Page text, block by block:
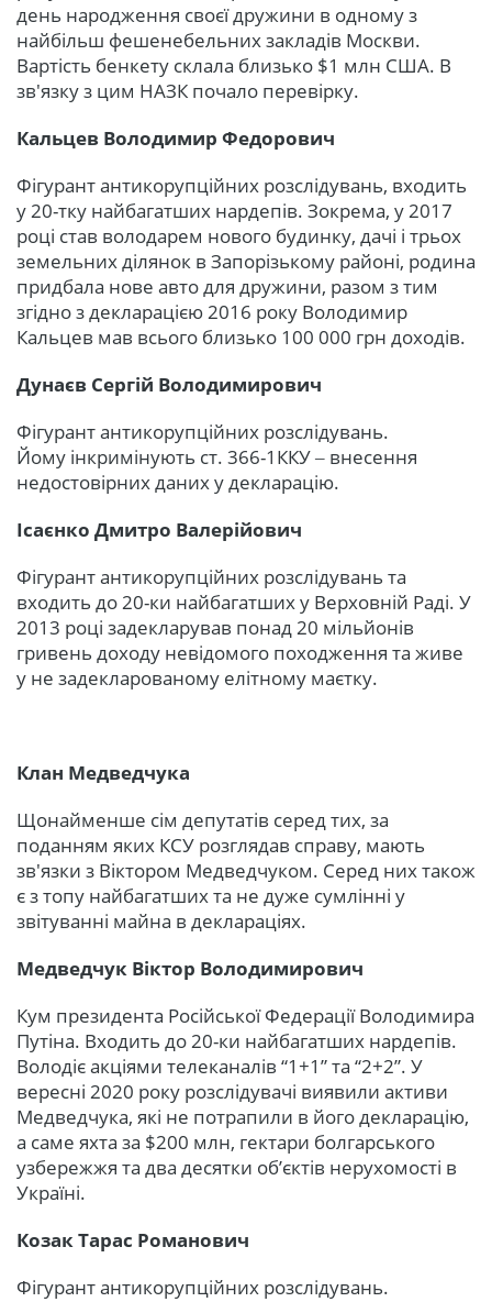
день народження своєї дружини в одному з
найбільш фешенебельних закладів Москви.
Вартість бенкету склала близько $1 млн США. В
зв'язку з цим НАЗК почало перевірку.
Кальцев Володимир Федорович
Фігурант антикорупційних розслідувань, входить
у 20-тку найбагатших нардепів. Зокрема, у 2017
році став володарем нового будинку, дачі і трьох
земельних ділянок в Запорізькому районі, родина
придбала нове авто для дружини, разом з тим
згідно з декларацією 2016 року Володимир
Кальцев мав всього близько 100 000 грн доходів.
Дунаєв Сергій Володимирович
Фігурант антикорупційних розслідувань.
Йому інкримінують ст. 366-1ККУ ‒ внесення
недостовірних даних у декларацію.
Ісаєнко Дмитро Валерійович
Фігурант антикорупційних розслідувань та
входить до 20-ки найбагатших у Верховній Раді. У
2013 році задекларував понад 20 мільйонів
гривень доходу невідомого походження та живе
у не задекларованому елітному маєтку.
Клан Медведчука
Щонайменше сім депутатів серед тих, за
поданням яких КСУ розглядав справу, мають
зв'язки з Віктором Медведчуком. Серед них також
є з топу найбагатших та не дуже сумлінні у
звітуванні майна в деклараціях.
Медведчук Віктор Володимирович
Кум президента Російської Федерації Володимира
Путіна. Входить до 20-ки найбагатших нардепів.
Володіє акціями телеканалів “1+1” та “2+2”. У
вересні 2020 року розслідувачі виявили активи
Медведчука, які не потрапили в його декларацію,
а саме яхта за $200 млн, гектари болгарського
узбережжя та два десятки об’єктів нерухомості в
Україні.
Козак Тарас Романович
Фігурант антикорупційних розслідувань.